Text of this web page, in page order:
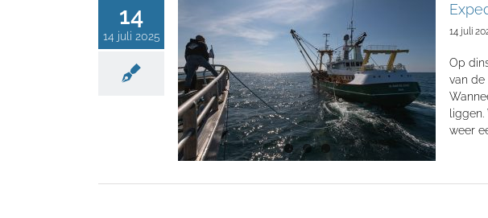
14
14 juli 2025 14 juli
Op
van de
weer